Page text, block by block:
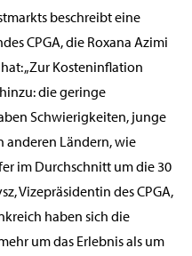
beschreibt eine
CPGA, die Roxana Azimi
„Zur Kosteninflation
die geringe
Schwierigkeiten, junge
anderen Ländern, wie
im Durchschnitt um die 30
Vizepräsidentin des CPGA,
haben sich die
um das Erlebnis als um